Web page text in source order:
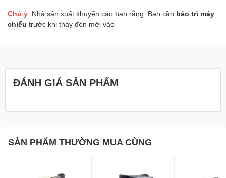
Chú ý: Nhà sản xuất khuyến cáo bạn rằng: Bạn cần bảo trì máy
chiếu trước khi thay đèn mới vào
ĐÁNH GIÁ SẢN PHẨM
SẢN PHẨM THƯỜNG MUA CÙNG